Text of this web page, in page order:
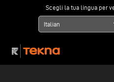
Scegli la tua lingua per
Italian